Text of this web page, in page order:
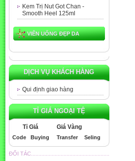
Kem Trị Nut Got Chan -
Smooth Heel 125ml
VIÊN UỐNG ĐẸP DA
DỊCH VỤ KHÁCH HÀNG
Qui định giao hàng
TỈ GIÁ NGOẠI TỆ
Tỉ Giá Giá Vàng
Code Buying Transfer Seling
ĐỐI TÁC.....................................................